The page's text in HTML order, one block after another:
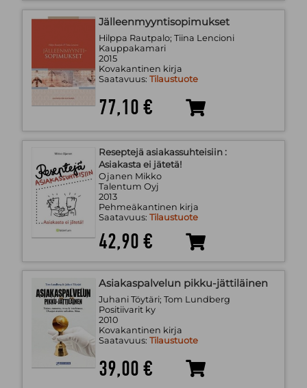
Jälleenmyyntisopimukset
Hilppa Rautpalo; Tiina Lencioni
Kauppakamari
2015
Kovakantinen kirja
Saatavuus: Tilaustuote
77,10 €
Reseptejä asiakassuhteisiin :
Asiakasta ei jätetä!
Ojanen Mikko
Talentum Oyj
2013
Pehmeäkantinen kirja
Saatavuus: Tilaustuote
42,90 €
Asiakaspalvelun pikku-jättiläinen
Juhani Töytäri; Tom Lundberg
Positiivarit ky
2010
Kovakantinen kirja
Saatavuus: Tilaustuote
39,00 €